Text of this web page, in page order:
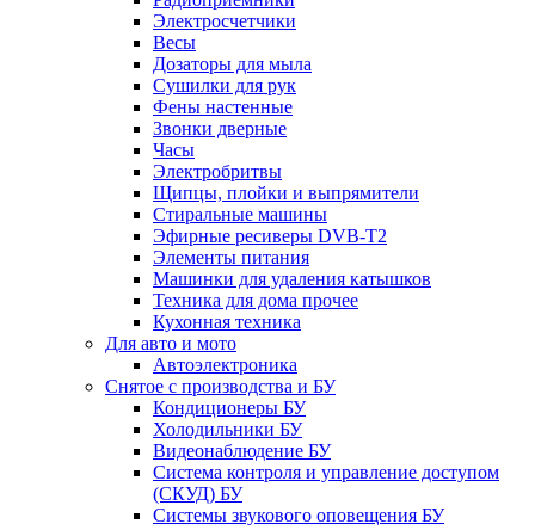
Электросчетчики
Весы
Дозаторы для мыла
Сушилки для рук
Фены настенные
Звонки дверные
Часы
Электробритвы
Щипцы, плойки и выпрямители
Стиральные машины
Эфирные ресиверы DVB-T2
Элементы питания
Машинки для удаления катышков
Техника для дома прочее
Кухонная техника
Для авто и мото
Автоэлектроника
Снятое с производства и БУ
Кондиционеры БУ
Холодильники БУ
Видеонаблюдение БУ
Система контроля и управление доступом
(СКУД) БУ
Системы звукового оповещения БУ